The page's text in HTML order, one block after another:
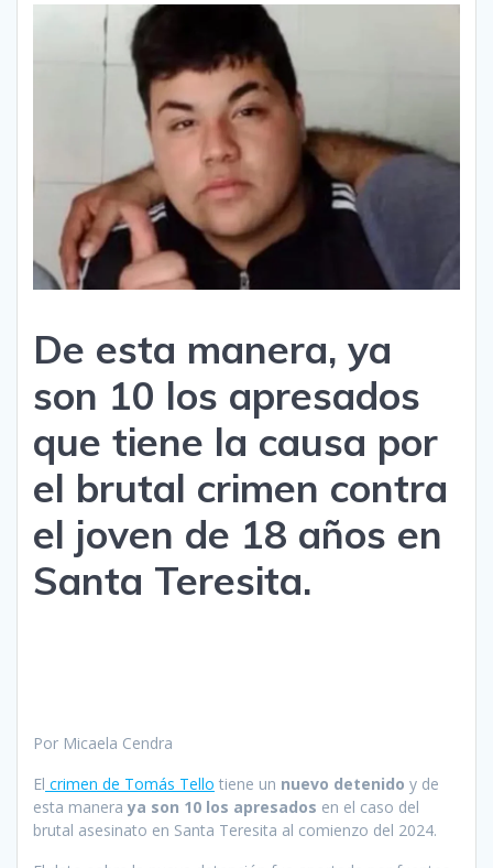
De esta manera, ya
son 10 los apresados
que tiene la causa por
el brutal crimen contra
el joven de 18 años en
Santa Teresita.
Por Micaela Cendra
El crimen de Tomás Tello tiene un nuevo detenido y de
esta manera ya son 10 los apresados en el caso del
brutal asesinato en Santa Teresita al comienzo del 2024.